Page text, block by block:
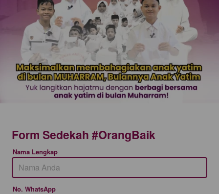
Form Sedekah #OrangBaik
Nama Lengkap
No. WhatsApp